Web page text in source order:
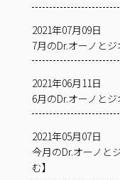
2021年07月09日
7月のDr.オーノと
2021年06月11日
6月のDr.オーノと
2021年05月07日
今月のDr.オーノと
む】